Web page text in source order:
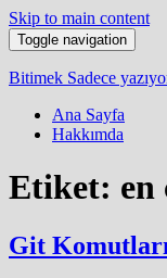
Skip to main content
Toggle navigation
Bitimek Sadece
Ana Sayfa
Hakkımda
Etiket: en
Git